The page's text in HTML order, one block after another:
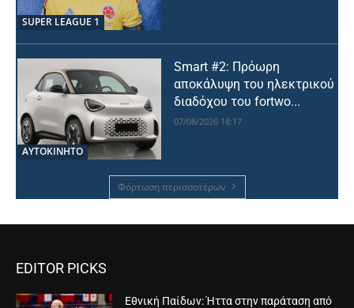
SUPER LEAGUE 1
ΑΥΤΟΚΙΝΗΤΟ
Smart #2: Πρόωρη
αποκάλυψη του ηλεκτρικού
διαδόχου του fortwo...
07/08/2026 18:17
Φόρτωση περισσοτέρων
EDITOR PICKS
Εθνική Παίδων: Ήττα στην παράταση από